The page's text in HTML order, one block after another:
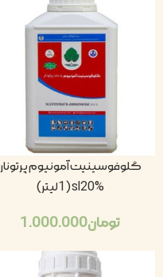
گلوفوسینیت آمونیوم پرتونار
sl20% (1لیتر)
تومان1.000.000